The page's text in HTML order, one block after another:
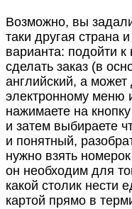
Возможно, вы
таки другая страна
варианта: подойти
сделать заказ (в
английский, а
электронному меню
нажимаете на
и затем выбираете
и понятный,
нужно взять
он необходим для
какой столик нести
картой прямо в